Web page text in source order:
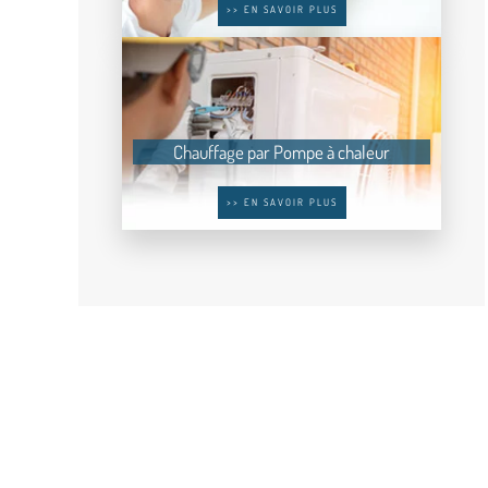
>> EN SAVOIR PLUS
Chauffage par Pompe à chaleur
>> EN SAVOIR PLUS